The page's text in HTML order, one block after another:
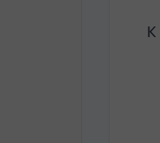
К